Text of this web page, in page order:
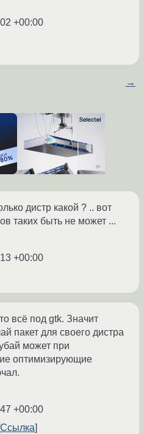
+00:00
→
дистр какой ? .. вот
таких быть не может ...
+00:00
всё под gtk. Значит
пакет для своего дистра
может при
оптимизирующие
+00:00
Ссылка